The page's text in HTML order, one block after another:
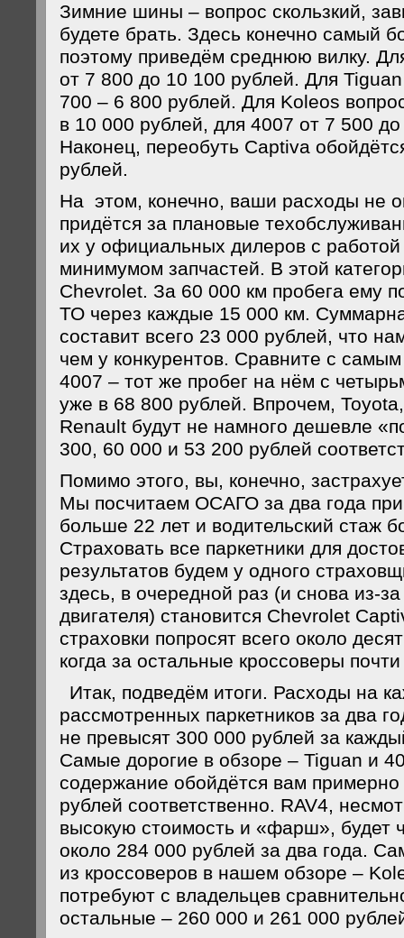
Зимние шины – вопрос скользкий,
будете брать. Здесь конечно самый
поэтому приведём среднюю вилку.
от 7 800 до 10 100 рублей. Для
700 – 6 800 рублей. Для Koleos
в 10 000 рублей, для 4007 от 7 500
Наконец, переобуть Captiva
рублей.
На этом, конечно, ваши расходы не
придётся за плановые
их у официальных дилеров с
минимумом запчастей. В этой
Chevrolet. За 60 000 км пробега ему
ТО через каждые 15 000 км.
составит всего 23 000 рублей, что
чем у конкурентов. Сравните с
4007 – тот же пробег на нём с
уже в 68 800 рублей. Впрочем,
Renault будут не намного дешевле
300, 60 000 и 53 200 рублей
Помимо этого, вы, конечно,
Мы посчитаем ОСАГО за два года
больше 22 лет и водительский стаж
Страховать все паркетники для
результатов будем у одного
здесь, в очередной раз (и снова из-
двигателя) становится Chevrolet
страховки попросят всего около
когда за остальные кроссоверы
Итак, подведём итоги. Расходы на
рассмотренных паркетников за два
не превысят 300 000 рублей за
Самые дорогие в обзоре – Tiguan и
содержание обойдётся вам
рублей соответственно. RAV4,
высокую стоимость и «фарш», будет
около 284 000 рублей за два года.
из кроссоверов в нашем обзоре –
потребуют с владельцев
остальные – 260 000 и 261 000